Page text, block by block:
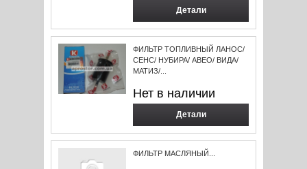
Детали
ФИЛЬТР ТОПЛИВНЫЙ ЛАНОС/
СЕНС/ НУБИРА/ АВЕО/ ВИДА/
МАТИЗ/...
Нет в наличии
Детали
ФИЛЬТР МАСЛЯНЫЙ...